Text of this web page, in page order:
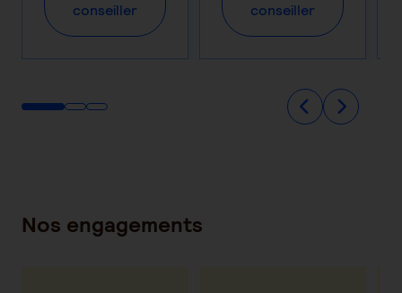
conseiller
conseiller
Nos engagements